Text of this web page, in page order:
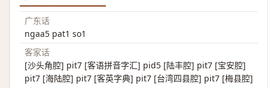
广东话
ngaa5 pat1 so1
客家话
[沙头角腔] pit7 [客语拼音字汇] pid5 [陆丰腔] pit7 [宝安腔]
pit7 [海陆腔] pit7 [客英字典] pit7 [台湾四县腔] pit7 [梅县腔]